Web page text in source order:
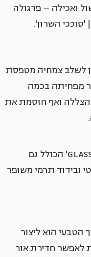
ואכילה – פרגולה
'סוככי השרון'.
לשלב צמחיה מטפסת
מפחיתה בכמה
ואף חוסמת את
שימוש בזיגוג חכם מסדרת 'קליל GLASS' הכולל גם
ובידוד תרמי משופר
הטבעי הוא ליצור
לאפשר חדירת אור